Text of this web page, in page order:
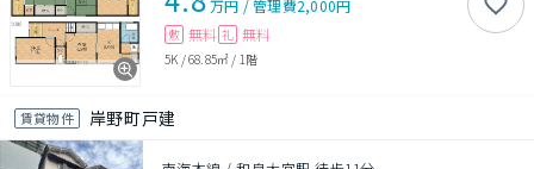
万円 /管理費2,000円
敷 無料 礼 無料
5K /68.85㎡ / 1階
賃貸物件 岸野町戸建